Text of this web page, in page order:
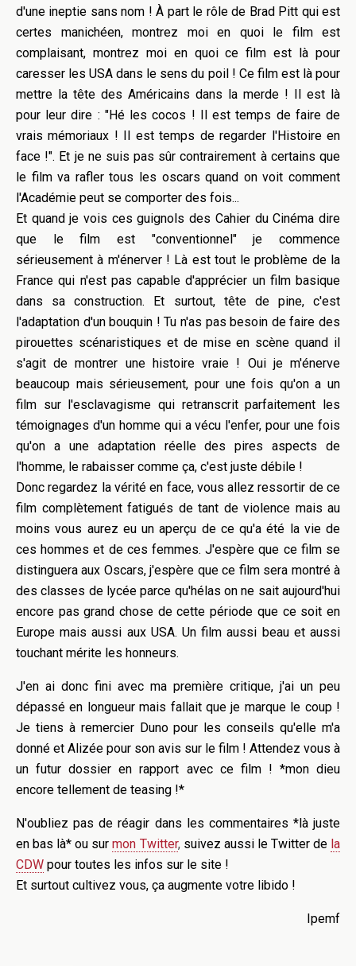
d'une ineptie sans nom ! À part le rôle de Brad Pitt qui est
certes manichéen, montrez moi en quoi le film est
complaisant, montrez moi en quoi ce film est là pour
caresser les USA dans le sens du poil ! Ce film est là pour
mettre la tête des Américains dans la merde ! Il est là
pour leur dire : "Hé les cocos ! Il est temps de faire de
vrais mémoriaux ! Il est temps de regarder l'Histoire en
face !". Et je ne suis pas sûr contrairement à certains que
le film va rafler tous les oscars quand on voit comment
l'Académie peut se comporter des fois...
Et quand je vois ces guignols des Cahier du Cinéma dire
que le film est "conventionnel" je commence
sérieusement à m'énerver ! Là est tout le problème de la
France qui n'est pas capable d'apprécier un film basique
dans sa construction. Et surtout, tête de pine, c'est
l'adaptation d'un bouquin ! Tu n'as pas besoin de faire des
pirouettes scénaristiques et de mise en scène quand il
s'agit de montrer une histoire vraie ! Oui je m'énerve
beaucoup mais sérieusement, pour une fois qu'on a un
film sur l'esclavagisme qui retranscrit parfaitement les
témoignages d'un homme qui a vécu l'enfer, pour une fois
qu'on a une adaptation réelle des pires aspects de
l'homme, le rabaisser comme ça, c'est juste débile !
Donc regardez la vérité en face, vous allez ressortir de ce
film complètement fatigués de tant de violence mais au
moins vous aurez eu un aperçu de ce qu'a été la vie de
ces hommes et de ces femmes. J'espère que ce film se
distinguera aux Oscars, j'espère que ce film sera montré à
des classes de lycée parce qu'hélas on ne sait aujourd'hui
encore pas grand chose de cette période que ce soit en
Europe mais aussi aux USA. Un film aussi beau et aussi
touchant mérite les honneurs.
J'en ai donc fini avec ma première critique, j'ai un peu
dépassé en longueur mais fallait que je marque le coup !
Je tiens à remercier Duno pour les conseils qu'elle m'a
donné et Alizée pour son avis sur le film ! Attendez vous à
un futur dossier en rapport avec ce film ! *mon dieu
encore tellement de teasing !*
N'oubliez pas de réagir dans les commentaires *là juste
en bas là* ou sur mon Twitter,suivez aussi le Twitter de la
CDW pour toutes les infos sur le site !
Et surtout cultivez vous, ça augmente votre libido !
Ipemf